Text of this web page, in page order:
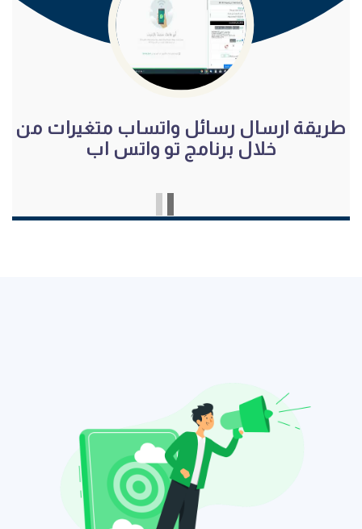
طريقة ارسال رسائل واتساب متغيرات من
خلال برنامج تو واتس اب